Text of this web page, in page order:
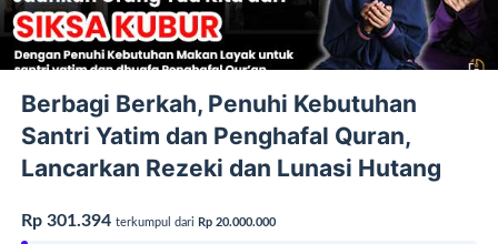
Berbagi Berkah, Penuhi Kebutuhan
Santri Yatim dan Penghafal Quran,
Lancarkan Rezeki dan Lunasi Hutang
Rp 301.394 terkumpul dari Rp 20.000.000